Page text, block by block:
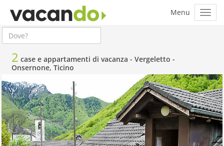
2 case e appartamenti di vacanza - Vergeletto -
Onsernone, Ticino